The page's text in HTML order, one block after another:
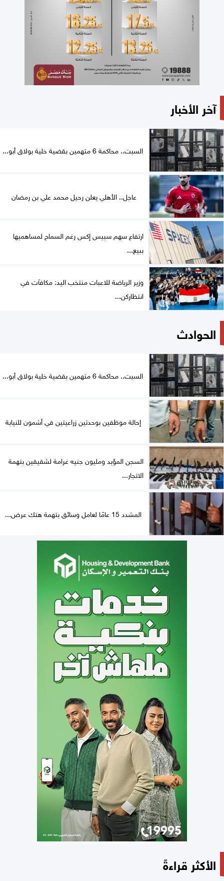
آخر الأخبار
السبت.. محاكمة 6 متهمين بقضية خلية بولاق أبو...
عاجل.. الأهلي يعلن رحيل محمد علي بن رمضان
ارتفاع سهم سبيس إكس رغم السماح لمساهميها
ببيع...
وزير الرياضة للاعبات منتخب اليد: مكافآت في
انتظاركن...
الحوادث
السبت.. محاكمة 6 متهمين بقضية خلية بولاق أبو...
إحالة موظفين بوحدتين زراعيتين في أشمون للنيابة
السجن المؤبد ومليون جنيه غرامة لشقيقين بتهمة
الاتجار...
المشدد 15 عامًا لعامل وسائق بتهمة هتك عرض...
الأكثر قراءةً